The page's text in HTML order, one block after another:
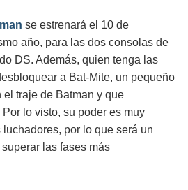
se estrenará el 10 de
año, para las dos consolas de
DS. Además, quien tenga las
a Bat-Mite, un pequeño
traje de Batman y que
lo visto, su poder es muy
por lo que será un
las fases más